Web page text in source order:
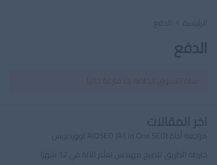
الدفع
مراجعة أداة AIOSEO (All in One SEO) لووردبريس
خارطة الطريق لتصبح مهندس تعلّم الآلة في 12 شهرًا